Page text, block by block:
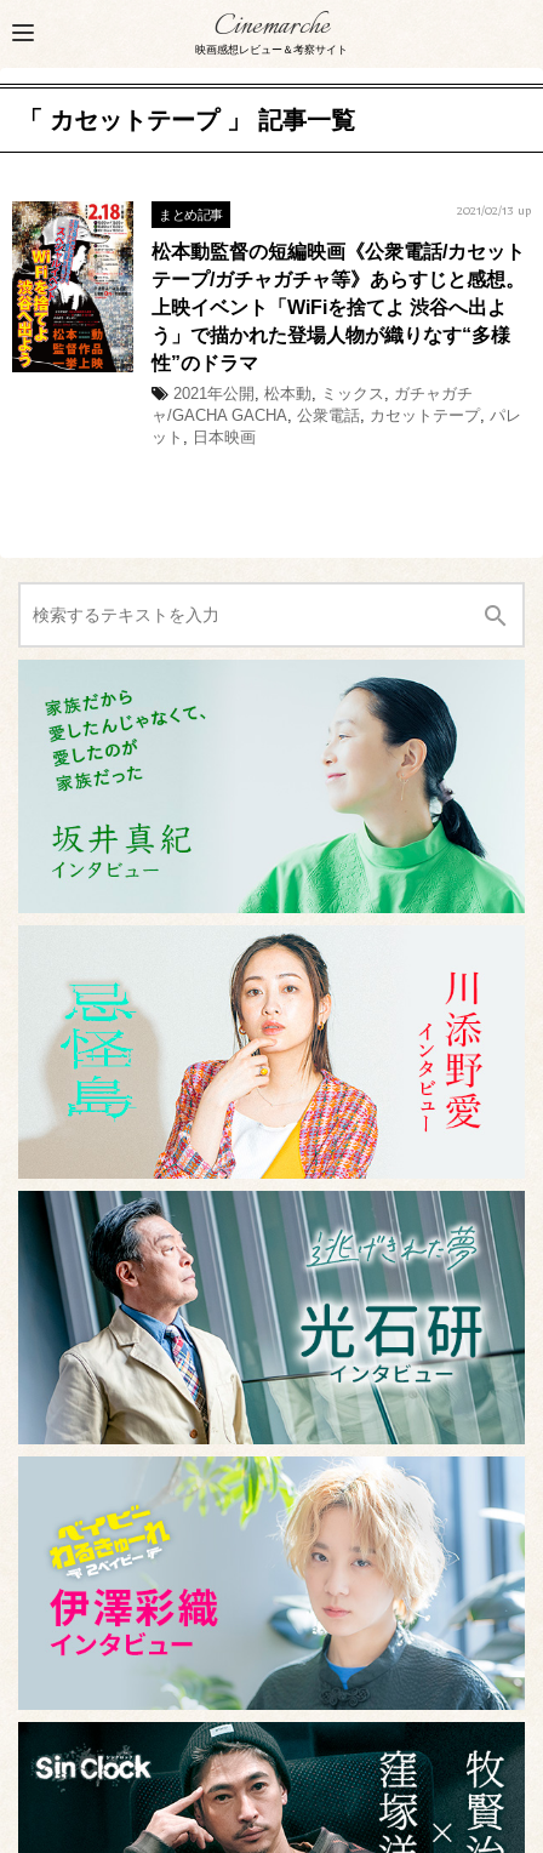
Cinemarche
映画感想レビュー＆考察サイト
「 カセットテープ 」 記事一覧
まとめ記事 2021/02/13 up
松本動監督の短編映画《公衆電話/カセット
テープ/ガチャガチャ等》あらすじと感想。
上映イベント「WiFiを捨てよ 渋谷へ出よ
う」で描かれた登場人物が織りなす“多様
性”のドラマ
2021年公開 , 松本動, ミックス , ガチャガチ
ャ/GACHA GACHA, 公衆電話, カセットテープ, パレ
ット , 日本映画